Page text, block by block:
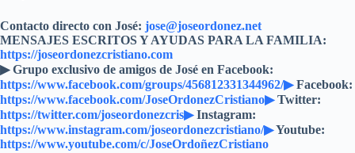
Contacto directo con José: jose@joseordonez.net
MENSAJES ESCRITOS Y AYUDAS PARA LA FAMILIA:
https://joseordonezcristiano.com
▶︎ Grupo exclusivo de amigos de José en Facebook:
https://www.facebook.com/groups/456812331344962/▶Facebook:
https://www.facebook.com/JoseOrdonezCristiano▶Twitter:
https://twitter.com/joseordonezcris▶Instagram:
https://www.instagram.com/joseordonezcristiano/▶Youtube:
https://www.youtube.com/c/JoseOrdoñezCristiano